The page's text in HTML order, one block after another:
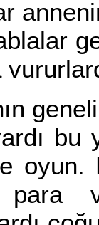
bu
para